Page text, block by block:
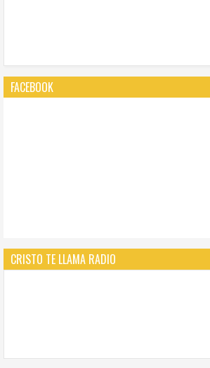
FACEBOOK
CRISTO TE LLAMA RADIO